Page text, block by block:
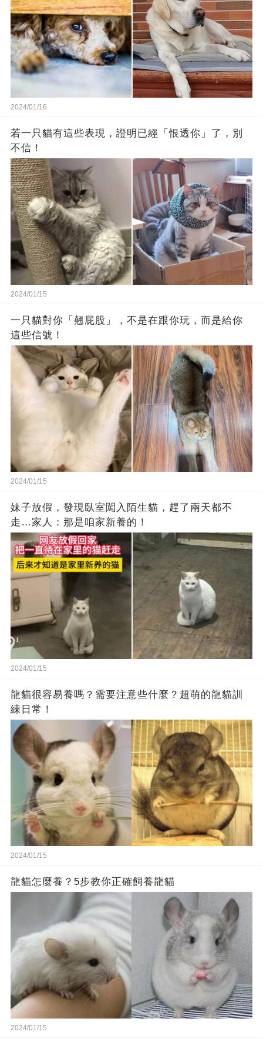
2024/01/16
若一只貓有這些表現，證明已經「恨透你」了，別
不信！
2024/01/15
一只貓對你「翹屁股」，不是在跟你玩，而是給你
這些信號！
2024/01/15
妹子放假，發現臥室闖入陌生貓，趕了兩天都不
走…家人：那是咱家新養的！
2024/01/15
龍貓很容易養嗎？需要注意些什麼？超萌的龍貓訓
練日常！
2024/01/15
龍貓怎麼養？5步教你正確飼養龍貓
2024/01/15